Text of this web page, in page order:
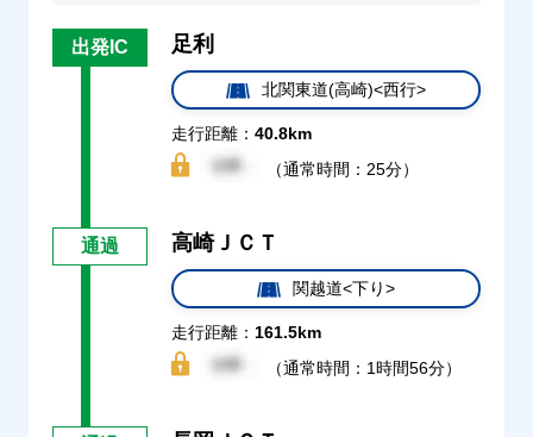
出発IC 足利
北関東道(高崎)<西行>
走行距離： 40.8km
（通常時間：25分）
通過 高崎ＪＣＴ
関越道<下り>
走行距離： 161.5km
（通常時間：1時間56分）